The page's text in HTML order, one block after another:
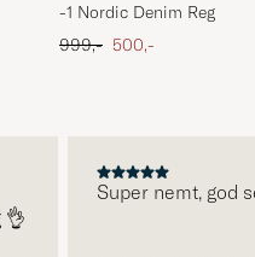
-1 Nordic Denim Regular
Ordinary pris
999,- Nedsat pris
500,-
Super nemt, god